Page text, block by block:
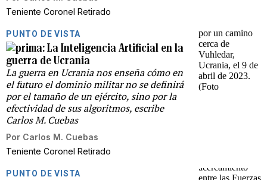
Teniente Coronel Retirado
PUNTO DE VISTA
La Inteligencia Artificial en la
guerra de Ucrania
La guerra en Ucrania nos enseña cómo en
el futuro el dominio militar no se definirá
por el tamaño de un ejército, sino por la
efectividad de sus algoritmos, escribe
Carlos M. Cuebas
Por Carlos M. Cuebas
Teniente Coronel Retirado
PUNTO DE VISTA